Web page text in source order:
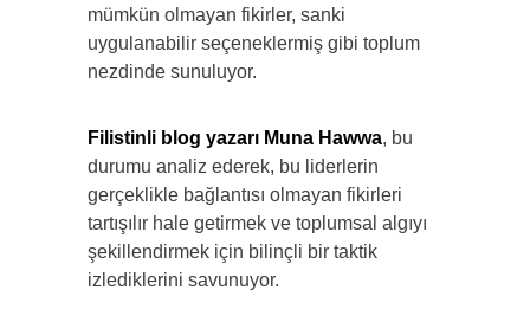
mümkün olmayan fikirler, sanki
uygulanabilir seçeneklermiş gibi toplum
nezdinde sunuluyor.
Filistinli blog yazarı Muna Hawwa, bu
durumu analiz ederek, bu liderlerin
gerçeklikle bağlantısı olmayan fikirleri
tartışılır hale getirmek ve toplumsal algıyı
şekillendirmek için bilinçli bir taktik
izlediklerini savunuyor.